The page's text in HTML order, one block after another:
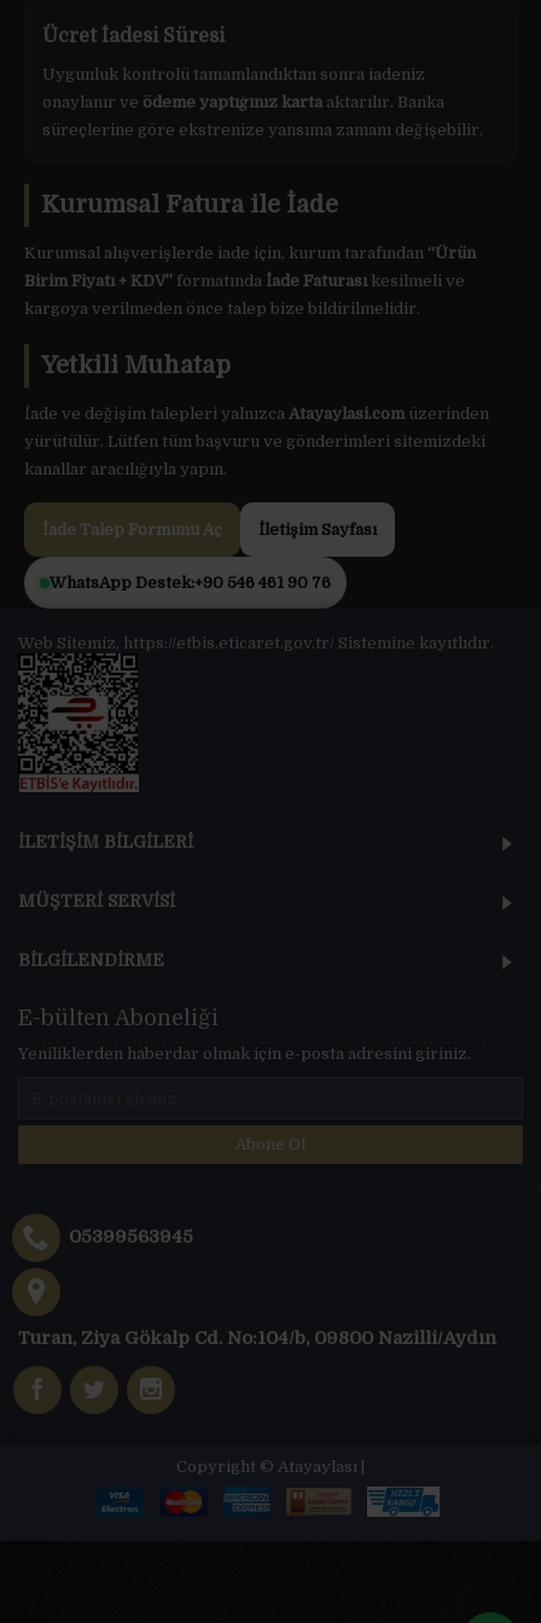
Ücret İadesi Süresi
Uygunluk kontrolü tamamlandıktan sonra iadeniz
onaylanır ve ödeme yaptığınız karta aktarılır. Banka
süreçlerine göre ekstrenize yansıma zamanı değişebilir.
Kurumsal Fatura ile İade
Kurumsal alışverişlerde iade için, kurum tarafından “Ürün
Birim Fiyatı + KDV” formatında İade Faturasıkesilmeli ve
kargoya verilmeden önce talep bize bildirilmelidir.
Yetkili Muhatap
İade ve değişim talepleri yalnızca Atayaylasi.comüzerinden
yürütülür. Lütfen tüm başvuru ve gönderimleri sitemizdeki
kanallar aracılığıyla yapın.
İade Talep Formunu Aç İletişim Sayfası
WhatsApp Destek:+90 546 461 90 76
Web Sitemiz, https://etbis.eticaret.gov.tr/ Sistemine kayıtlıdır.
İLETİŞİM BİLGİLERİ
MÜŞTERİ SERVİSİ
BİLGİLENDİRME
E-bülten Aboneliği
Yeniliklerden haberdar olmak için e-posta adresini giriniz.
Abone Ol
05399563945
Turan, Ziya Gökalp Cd. No:104/b, 09800 Nazilli/Aydın
Copyright © Atayaylası |